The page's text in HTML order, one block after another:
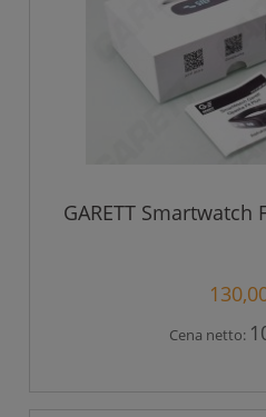
GARETT Smartwatch
Cena netto: